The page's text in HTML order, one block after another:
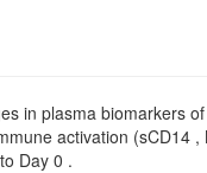
in plasma biomarkers
activation (sCD14
Day 0 .